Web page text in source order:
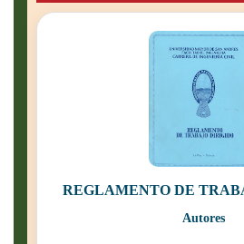
REGLAMENTO DE
Autores